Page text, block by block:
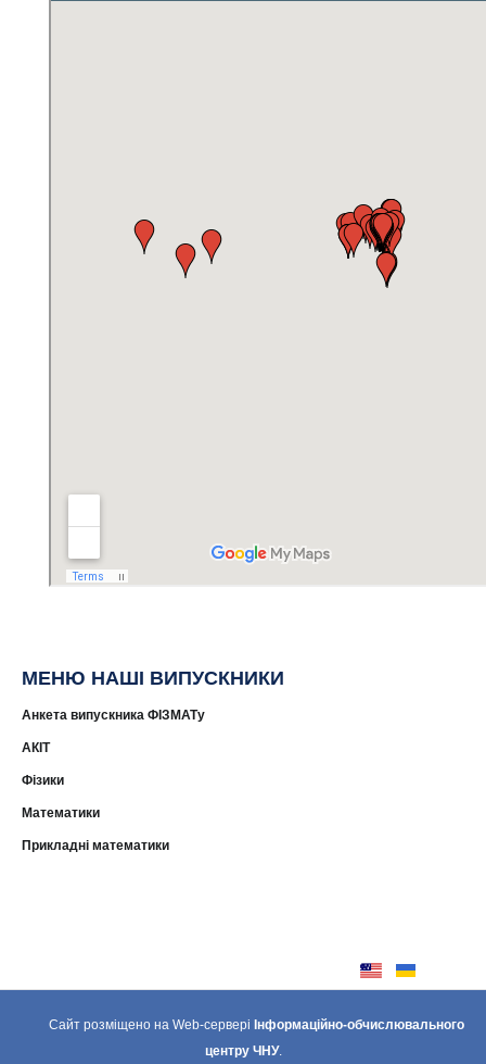
МЕНЮ НАШІ ВИПУСКНИКИ
Анкета випускника ФІЗМАТу
АКІТ
Фізики
Математики
Прикладні математики
Сайт розміщено на Web-сервері Інформаційно-обчислювального
центру ЧНУ.